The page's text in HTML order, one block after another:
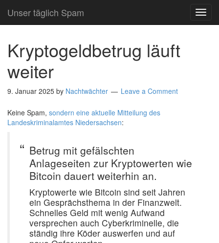
Unser täglich Spam
Kryptogeldbetrug läuft
weiter
9. Januar 2025 by Nachtwächter Leave a Comment
Keine Spam, sondern eine aktuelle Mitteilung des
Landeskriminalamtes Niedersachsen:
Betrug mit gefälschten
Anlageseiten zur Kryptowerten wie
Bitcoin dauert weiterhin an.
Kryptowerte wie Bitcoin sind seit Jahren
ein Gesprächsthema in der Finanzwelt.
Schnelles Geld mit wenig Aufwand
versprechen auch Cyberkriminelle, die
ständig ihre Köder auswerfen und auf